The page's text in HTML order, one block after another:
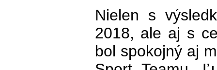
Nielen s
2018, ale aj s
bol spokojný aj